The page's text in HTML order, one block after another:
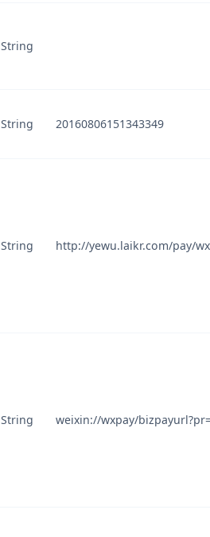
String
String 20160806151343349
String http://yewu.laikr.com/pay/
String weixin://wxpay/